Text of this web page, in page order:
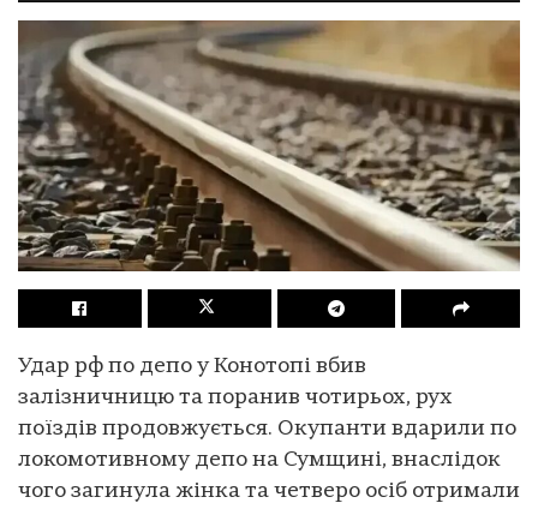
Удар рф по депо у Конотопі вбив
залізничницю та поранив чотирьох, рух
поїздів продовжується. Окупанти вдарили по
локомотивному депо на Сумщині, внаслідок
чого загинула жінка та четверо осіб отримали